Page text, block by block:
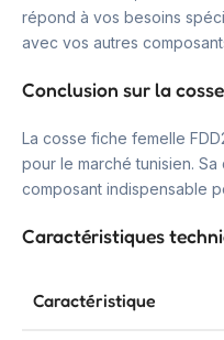
répond à vos besoins
avec vos autres
Conclusion sur la
La cosse fiche femelle
pour le marché tunisien.
composant indispensable
Caractéristiques
Caractéristique